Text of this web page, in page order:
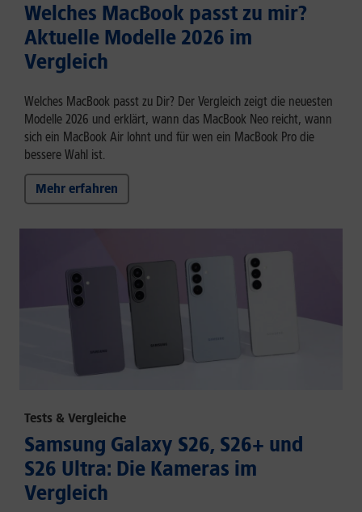
Welches MacBook passt zu mir?
Aktuelle Modelle 2026 im
Vergleich
Welches MacBook passt zu Dir? Der Vergleich zeigt die neuesten
Modelle 2026 und erklärt, wann das MacBook Neo reicht, wann
sich ein MacBook Air lohnt und für wen ein MacBook Pro die
bessere Wahl ist.
Mehr erfahren
Tests & Vergleiche
Samsung Galaxy S26, S26+ und
S26 Ultra: Die Kameras im
Vergleich